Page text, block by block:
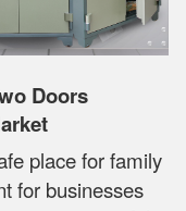
Doors
place for family
for businesses